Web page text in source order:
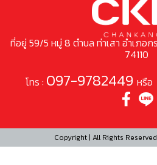
ที่อยู่ 59/5 หมู่ 8 ตำบล ท่าเสา อำเภอ
74110
โทร : 097-9782449 หรือ
Copyright | All Rights